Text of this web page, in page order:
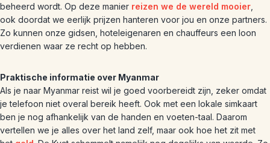
beheerd wordt. Op deze manier reizen we de wereld mooier
ook doordat we eerlijk prijzen hanteren voor jou en onze partners.
Zo kunnen onze gidsen, hoteleigenaren en chauffeurs een loon
verdienen waar ze recht op hebben.
Praktische informatie over Myanmar
Als je naar Myanmar reist wil je goed voorbereidt zijn, zeker omdat
je telefoon niet overal bereik heeft. Ook met een lokale simkaart
ben je nog afhankelijk van de handen en voeten-taal. Daarom
vertellen we je alles over het land zelf, maar ook hoe het zit met